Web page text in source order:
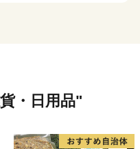
・日用品"